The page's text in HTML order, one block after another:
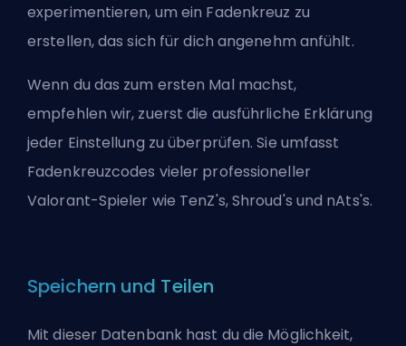
experimentieren, um ein Fadenkreuz zu
erstellen, das sich für dich angenehm anfühlt.
Wenn du das zum ersten Mal machst,
empfehlen wir, zuerstdie ausführliche Erklärung
jeder Einstellung zu überprüfen. Sie umfasst
Fadenkreuzcodes vieler professioneller
Valorant-Spieler wie TenZ's, Shroud's und nAts's.
Speichern und Teilen
Mit dieser Datenbank hast du die Möglichkeit,